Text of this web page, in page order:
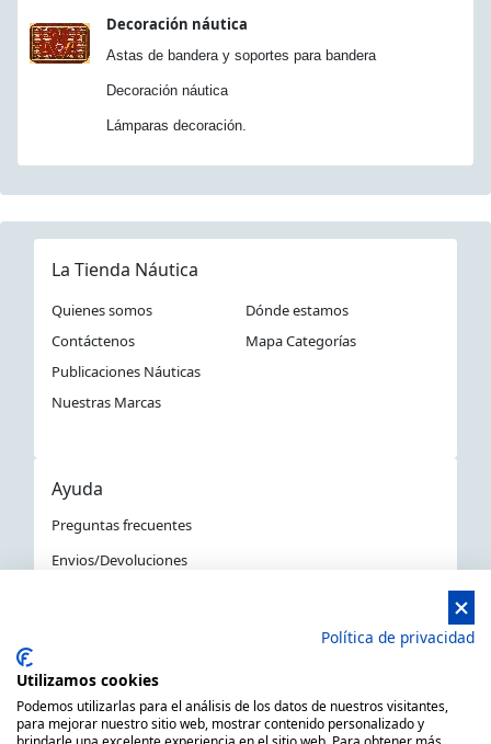
Decoración náutica
Astas de bandera y soportes para bandera
Decoración náutica
Lámparas decoración.
La Tienda Náutica
Quienes somos
Dónde estamos
Contáctenos
Mapa Categorías
Publicaciones Náuticas
Nuestras Marcas
Ayuda
Preguntas frecuentes
Envios/Devoluciones
La Tienda Náutica en Barcelona
Política de privacidad
Utilizamos cookies
Podemos utilizarlas para el análisis de los datos de nuestros visitantes,
para mejorar nuestro sitio web, mostrar contenido personalizado y